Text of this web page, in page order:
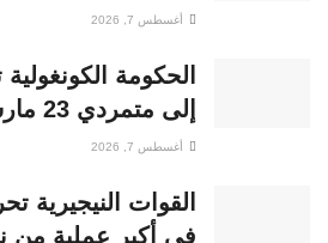
أغسطس 7, 2026
إلى متمردي 23 مارس
أغسطس 7, 2026
في أكبر عملية من